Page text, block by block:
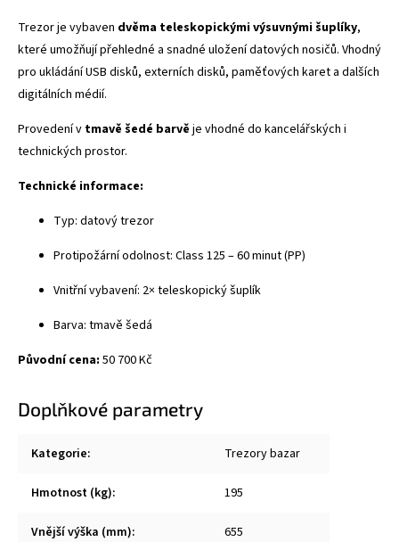
Trezor je vybaven dvěma teleskopickými výsuvnými šuplíky,
které umožňují přehledné a snadné uložení datových nosičů. Vhodný
pro ukládání USB disků, externích disků, paměťových karet a dalších
digitálních médií.
Provedení v tmavě šedé barvě je vhodné do kancelářských i
technických prostor.
Technické informace:
Typ: datový trezor
Protipožární odolnost: Class 125 – 60 minut (PP)
Vnitřní vybavení: 2× teleskopický šuplík
Barva: tmavě šedá
Původní cena: 50 700 Kč
Doplňkové parametry
Kategorie: Trezory bazar
Hmotnost (kg): 195
Vnější výška (mm): 655